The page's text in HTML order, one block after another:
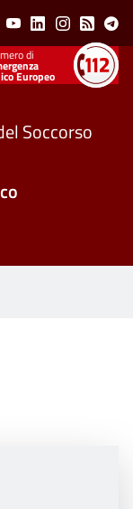
Menu
YoutubeLinkedinInstagram
Feed
utili
Europeo
Soccorso